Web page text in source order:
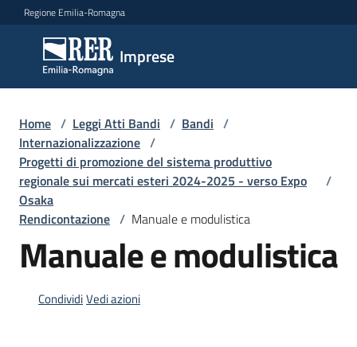
Vai al contenuto
Vai alla navigazione
Vai al footer
Regione Emilia-Romagna
Imprese
Imprese
Argomenti
Novità
Servizi
Leggi
Home / Leggi Atti Bandi / Bandi /
Internazionalizzazione /
Progetti di promozione del sistema produttivo
regionale sui mercati esteri 2024-2025 - verso Expo
Osaka
/
Rendicontazione / Manuale e modulistica
Manuale e modulistica
CondividiVedi azioni